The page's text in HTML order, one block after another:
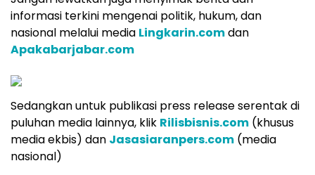
informasi terkini mengenai politik, hukum, dan
nasional melalui media Lingkarin.comdan
Apakabarjabar.com
Sedangkan untuk publikasi press release serentak di
puluhan media lainnya, klik Rilisbisnis.com (khusus
media ekbis) dan Jasasiaranpers.com (media
nasional)